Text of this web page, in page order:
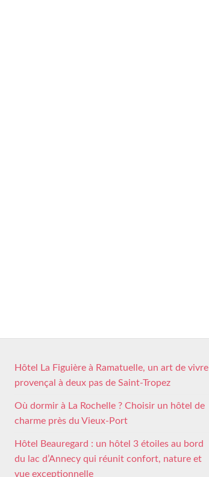
Hôtel La Figuière à Ramatuelle, un art de vivre
provençal à deux pas de Saint-Tropez
Où dormir à La Rochelle ? Choisir un hôtel de
charme près du Vieux-Port
Hôtel Beauregard : un hôtel 3 étoiles au bord
du lac d’Annecy qui réunit confort, nature et
vue exceptionnelle